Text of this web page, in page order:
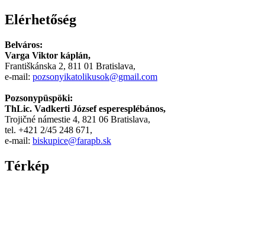
Arab
Elérhetőség
Belváros:
Varga Viktor káplán,
Františkánska 2, 811 01 Bratislava,
e-mail: pozsonyikatolikusok@gmail.com
Pozsonypüspöki:
ThLic. Vadkerti József esperesplébános,
Trojičné námestie 4, 821 06 Bratislava,
tel. +421 2/45 248 671,
e-mail: biskupice@farapb.sk
Térkép